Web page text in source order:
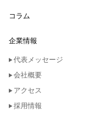
コラム
企業情報
代表メッセージ
会社概要
アクセス
採用情報